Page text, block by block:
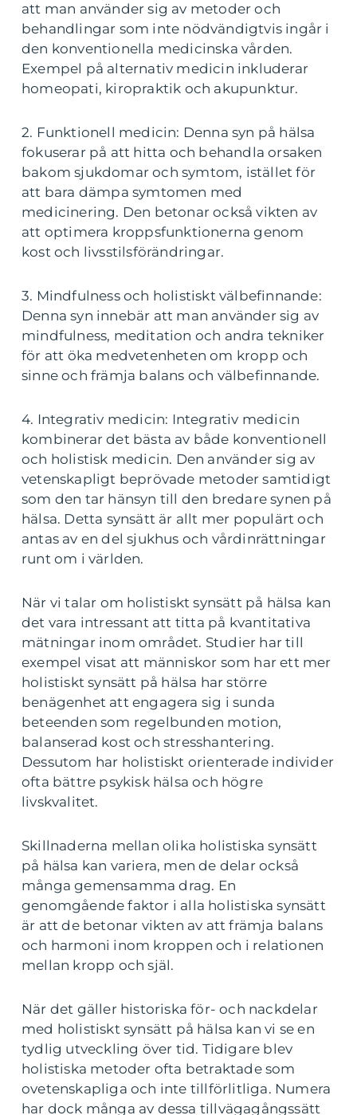
att man använder sig av metoder och
behandlingar som inte nödvändigtvis ingår i
den konventionella medicinska vården.
Exempel på alternativ medicin inkluderar
homeopati, kiropraktik och akupunktur.
2. Funktionell medicin: Denna syn på hälsa
fokuserar på att hitta och behandla orsaken
bakom sjukdomar och symtom, istället för
att bara dämpa symtomen med
medicinering. Den betonar också vikten av
att optimera kroppsfunktionerna genom
kost och livsstilsförändringar.
3. Mindfulness och holistiskt välbefinnande:
Denna syn innebär att man använder sig av
mindfulness, meditation och andra tekniker
för att öka medvetenheten om kropp och
sinne och främja balans och välbefinnande.
4. Integrativ medicin: Integrativ medicin
kombinerar det bästa av både konventionell
och holistisk medicin. Den använder sig av
vetenskapligt beprövade metoder samtidigt
som den tar hänsyn till den bredare synen på
hälsa. Detta synsätt är allt mer populärt och
antas av en del sjukhus och vårdinrättningar
runt om i världen.
När vi talar om holistiskt synsätt på hälsa kan
det vara intressant att titta på kvantitativa
mätningar inom området. Studier har till
exempel visat att människor som har ett mer
holistiskt synsätt på hälsa har större
benägenhet att engagera sig i sunda
beteenden som regelbunden motion,
balanserad kost och stresshantering.
Dessutom har holistiskt orienterade individer
ofta bättre psykisk hälsa och högre
livskvalitet.
Skillnaderna mellan olika holistiska synsätt
på hälsa kan variera, men de delar också
många gemensamma drag. En
genomgående faktor i alla holistiska synsätt
är att de betonar vikten av att främja balans
och harmoni inom kroppen och i relationen
mellan kropp och själ.
När det gäller historiska för- och nackdelar
med holistiskt synsätt på hälsa kan vi se en
tydlig utveckling över tid. Tidigare blev
holistiska metoder ofta betraktade som
ovetenskapliga och inte tillförlitliga. Numera
har dock många av dessa tillvägagångssätt